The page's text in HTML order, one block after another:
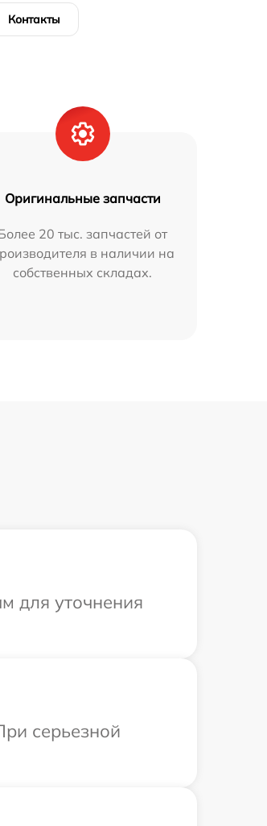
Контакты
Оригинальные запчасти
20 тыс. запчастей от
в наличии на
собственных складах.
для уточнения
серьезной